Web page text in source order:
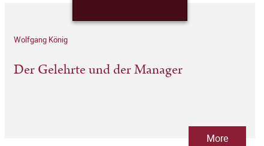
Wolfgang König
Der Gelehrte und der Manager
More